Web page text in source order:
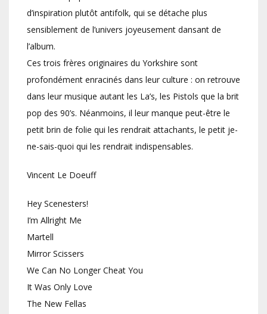
d’inspiration plutôt antifolk, qui se détache plus
sensiblement de l’univers joyeusement dansant de
l’album.
Ces trois frères originaires du Yorkshire sont
profondément enracinés dans leur culture : on retrouve
dans leur musique autant les La’s, les Pistols que la brit
pop des 90’s. Néanmoins, il leur manque peut-être le
petit brin de folie qui les rendrait attachants, le petit je-
ne-sais-quoi qui les rendrait indispensables.
Vincent Le Doeuff
Hey Scenesters!
I’m Allright Me
Martell
Mirror Scissers
We Can No Longer Cheat You
It Was Only Love
The New Fellas